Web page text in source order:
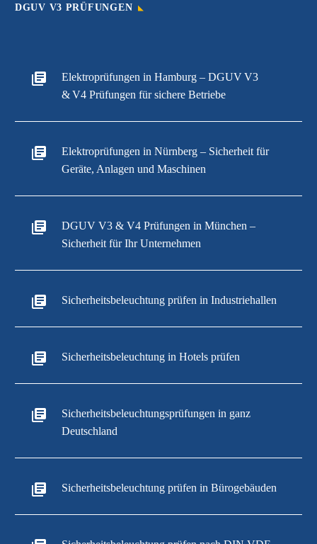
DGUV V3 PRÜFUNGEN
Elektroprüfungen in Hamburg – DGUV V3
& V4 Prüfungen für sichere Betriebe
Elektroprüfungen in Nürnberg – Sicherheit für
Geräte, Anlagen und Maschinen
DGUV V3 & V4 Prüfungen in München –
Sicherheit für Ihr Unternehmen
Sicherheitsbeleuchtung prüfen in Industriehallen
Sicherheitsbeleuchtung in Hotels prüfen
Sicherheitsbeleuchtungsprüfungen in ganz
Deutschland
Sicherheitsbeleuchtung prüfen in Bürogebäuden